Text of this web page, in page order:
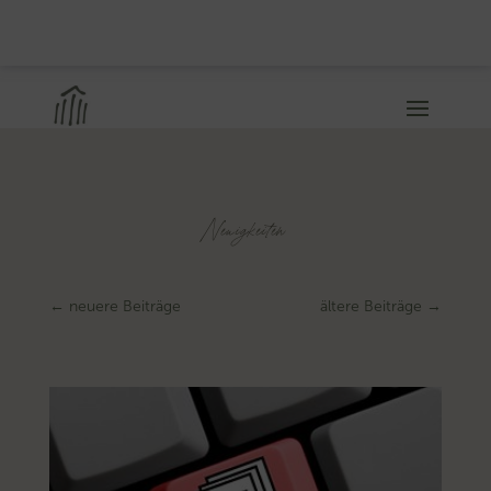
Neuigkeiten
← neuere Beiträge ältere Beiträge →